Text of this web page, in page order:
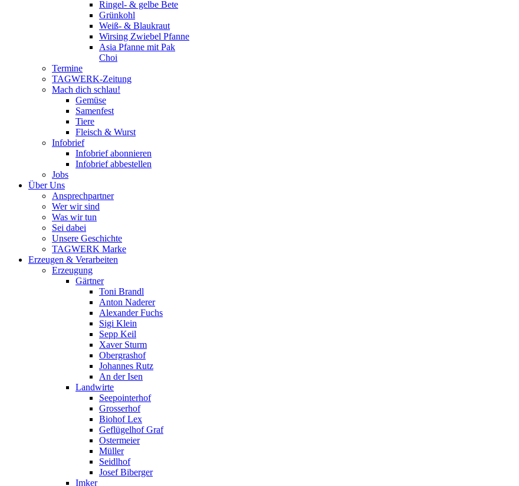
Ringel- & gelbe Bete
Grünkohl
Weiß- & Blaukraut
Wirsing Zwiebel Pfanne
Asia Pfanne mit Pak
Choi
Termine
TAGWERK-Zeitung
Mach dich schlau!
Gemüse
Samenfest
Tiere
Fleisch & Wurst
Infobrief
Infobrief abonnieren
Infobrief abbestellen
Jobs
Über Uns
Ansprechpartner
Wer wir sind
Was wir tun
Sei dabei
Unsere Geschichte
TAGWERK Marke
Erzeugen & Verarbeiten
Erzeugung
Gärtner
Toni Brandl
Anton Naderer
Alexander Fuchs
Sigi Klein
Sepp Keil
Xaver Sturm
Obergrashof
Johannes Rutz
An der Isen
Landwirte
Seepointerhof
Grosserhof
Biohof Lex
Geflügelhof Graf
Ostermeier
Müller
Seidlhof
Josef Biberger
Imker